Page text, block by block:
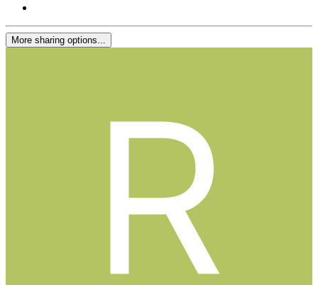
More sharing options...